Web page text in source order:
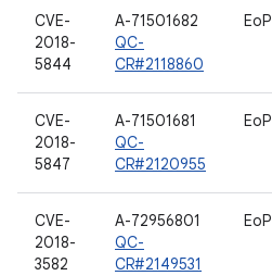
CVE-
2018-
5844
A-71501682
QC-
CR#2118860
EoP
CVE-
2018-
5847
A-71501681
QC-
CR#2120955
EoP
CVE-
2018-
3582
A-72956801
QC-
CR#2149531
EoP